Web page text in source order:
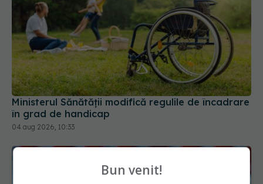
Ministerul Sănătății modifică regulile de încadrare
în grad de handicap
04 aug 2026, 10:33
Bun venit!